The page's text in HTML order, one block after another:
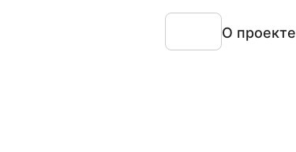
О проекте